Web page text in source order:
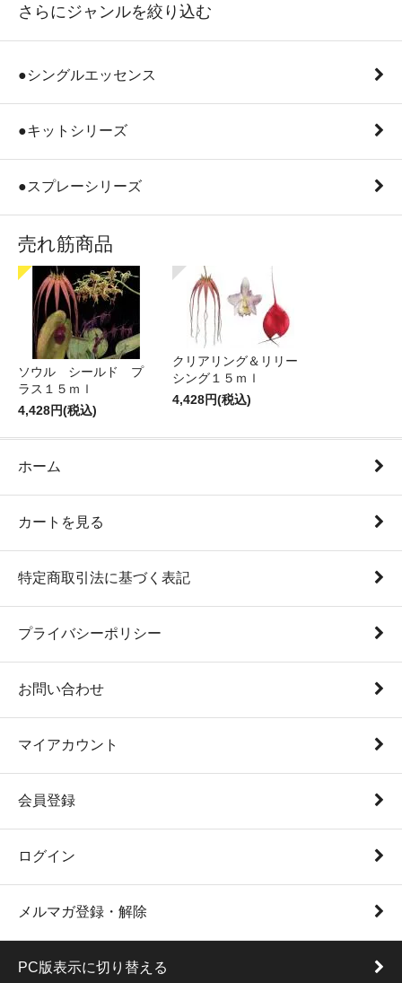
さらにジャンルを絞り込む
●シングルエッセンス
●キットシリーズ
●スプレーシリーズ
売れ筋商品
ソウル シールド プ
ラス１５ｍｌ
4,428円(税込)
クリアリング＆リリー
シング１５ｍｌ
4,428円(税込)
ホーム
カートを見る
特定商取引法に基づく表記
プライバシーポリシー
お問い合わせ
マイアカウント
会員登録
ログイン
メルマガ登録・解除
PC版表示に切り替える